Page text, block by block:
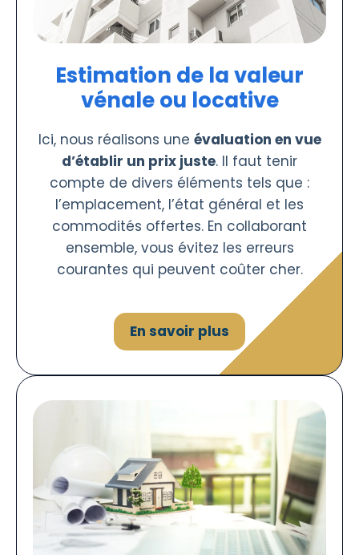
Estimation de la valeur
vénale ou locative
Ici, nous réalisons une évaluation en vue
d’établir un prix juste. Il faut tenir
compte de divers éléments tels que :
l’emplacement, l’état général et les
commodités offertes. En collaborant
ensemble, vous évitez les erreurs
courantes qui peuvent coûter cher.
En savoir plus